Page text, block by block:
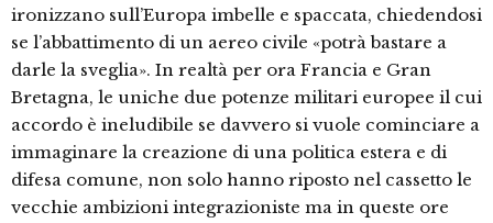
ironizzano sull’Europa imbelle e spaccata, chiedendosi
se l’abbattimento di un aereo civile «potrà bastare a
darle la sveglia». In realtà per ora Francia e Gran
Bretagna, le uniche due potenze militari europee il cui
accordo è ineludibile se davvero si vuole cominciare a
immaginare la creazione di una politica estera e di
difesa comune, non solo hanno riposto nel cassetto le
vecchie ambizioni integrazioniste ma in queste ore